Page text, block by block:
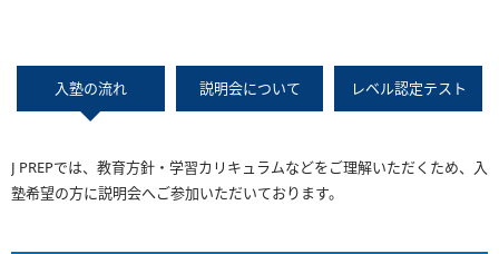
入塾の流れ 説明会について レベル認定テスト
J PREPでは、教育方針・学習カリキュラムなどをご理解いただくため、入
塾希望の方に説明会へご参加いただいております。